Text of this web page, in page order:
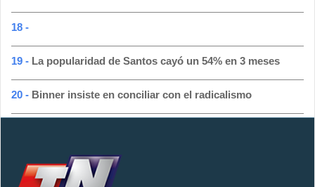
18 -
19 - La popularidad de Santos cayó un 54% en 3 meses
20 - Binner insiste en conciliar con el radicalismo